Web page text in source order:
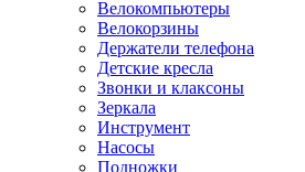
Велокомпьютеры
Велокорзины
Держатели телефона
Детские кресла
Звонки и клаксоны
Зеркала
Инструмент
Насосы
Подножки